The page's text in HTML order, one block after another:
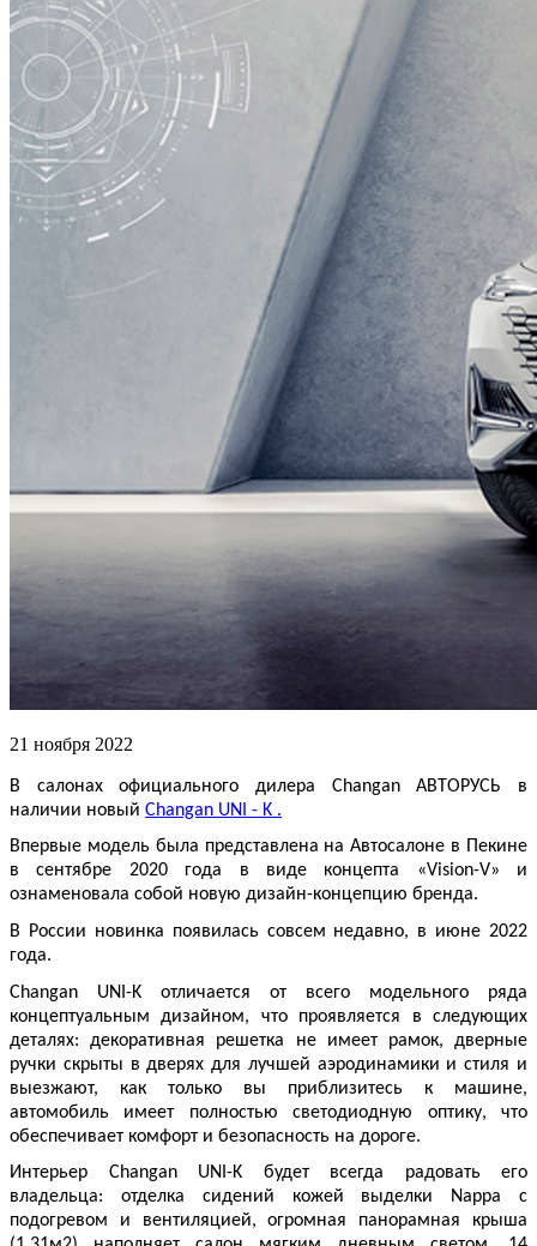
21 ноября 2022
В салонах официального дилера ChanganАВТОРУСЬ в
наличии новый Changan UNI - K .
Впервые модель была представлена на Автосалоне в Пекине
в сентябре 2020 года в виде концепта «Vision-V» и
ознаменовала собой новую дизайн-концепцию бренда.
В России новинка появилась совсем недавно, в июне 2022
года.
Changan UNI-K отличается от всего модельного ряда
концептуальным дизайном, что проявляется в следующих
деталях: декоративная решетка не имеет рамок, дверные
ручки скрыты в дверях для лучшей аэродинамики и стиля и
выезжают, как только вы приблизитесь к машине,
автомобиль имеет полностью светодиодную оптику, что
обеспечивает комфорт и безопасность на дороге.
Интерьер Changan UNI-K будет всегда радовать его
владельца: отделка сидений кожей выделки Nappa c
подогревом и вентиляцией, огромная панорамная крыша